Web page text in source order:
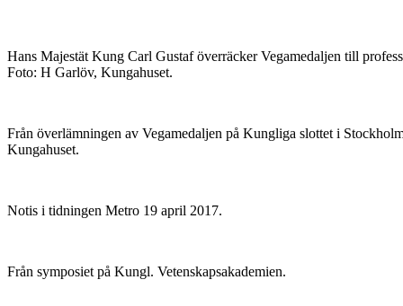
Hans Majestät Kung Carl Gustaf överräcker Vegamedaljen till
Foto: H Garlöv, Kungahuset.
Från överlämningen av Vegamedaljen på Kungliga slottet i
Kungahuset.
Notis i tidningen Metro 19 april 2017.
Från symposiet på Kungl. Vetenskapsakademien.